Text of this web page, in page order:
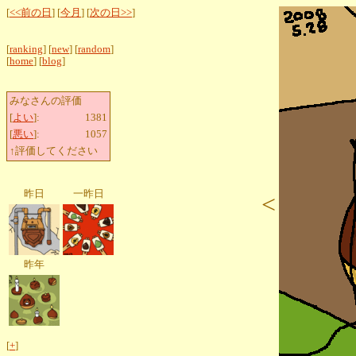
[<<前の日 ] [今月 ] [次の日>>]
[ranking] [new] [random]
[home] [blog]
みなさんの評価
[よい]:
1381
[悪い]:
1057
↑評価してください
昨日 一昨日
昨年
[+]
<